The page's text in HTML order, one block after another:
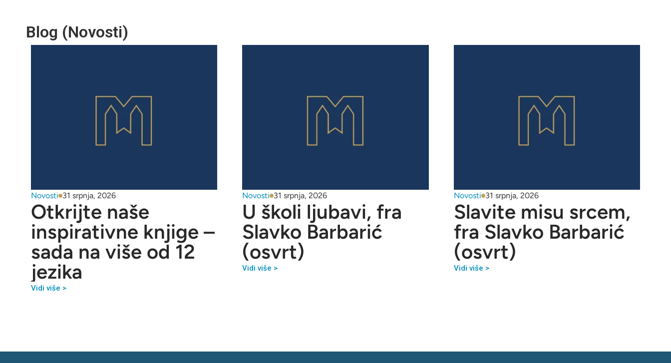
Blog (Novosti)
Novosti 31 srpnja, 2026
Otkrijte naše
inspirativne knjige –
sada na više od 12
jezika
Vidi više >
Novosti 31 srpnja, 2026
U školi ljubavi, fra
Slavko Barbarić
(osvrt)
Vidi više >
Novosti 31 srpnja, 2026
Slavite misu srcem,
fra Slavko Barbarić
(osvrt)
Vidi više >